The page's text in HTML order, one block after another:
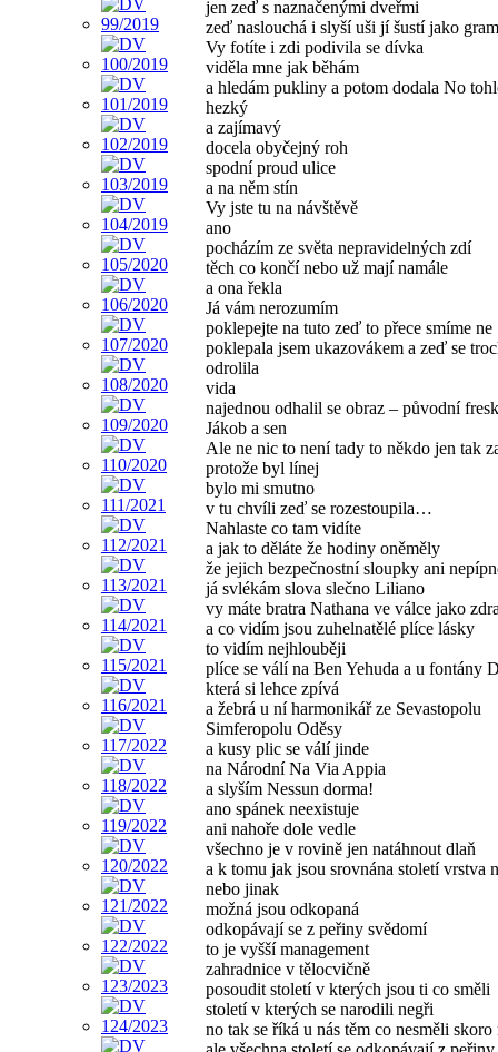
jen zeď s naznačenými dveřmi
zeď naslouchá i slyší uši jí šustí jako
Vy fotíte i zdi podivila se dívka
viděla mne jak běhám
a hledám pukliny a potom dodala No
hezký
a zajímavý
docela obyčejný roh
spodní proud ulice
a na něm stín
Vy jste tu na návštěvě
ano
pocházím ze světa nepravidelných zdí
těch co končí nebo už mají namále
a ona řekla
Já vám nerozumím
poklepejte na tuto zeď to přece smíme ne
poklepala jsem ukazovákem a zeď se
odrolila
vida
najednou odhalil se obraz – původní
Jákob a sen
Ale ne nic to není tady to někdo jen tak
protože byl línej
bylo mi smutno
v tu chvíli zeď se rozestoupila…
Nahlaste co tam vidíte
a jak to děláte že hodiny oněměly
že jejich bezpečnostní sloupky ani
já svlékám slova slečno Liliano
vy máte bratra Nathana ve válce jako
a co vidím jsou zuhelnatělé plíce lásky
to vidím nejhlouběji
plíce se válí na Ben Yehuda a u fontány
která si lehce zpívá
a žebrá u ní harmonikář ze Sevastopolu
Simferopolu Oděsy
a kusy plic se válí jinde
na Národní Na Via Appia
a slyším Nessun dorma!
ano spánek neexistuje
ani nahoře dole vedle
všechno je v rovině jen natáhnout dlaň
a k tomu jak jsou srovnána století vrstva
nebo jinak
možná jsou odkopaná
odkopávají se z peřiny svědomí
to je vyšší management
zahradnice v tělocvičně
posoudit století v kterých jsou ti co směli
století v kterých se narodili negři
no tak se říká u nás těm co nesměli skoro